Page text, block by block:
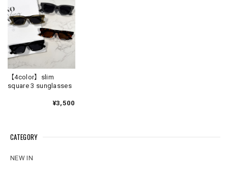
【4color】slim
square 3 sunglasses
¥3,500
CATEGORY
NEW IN